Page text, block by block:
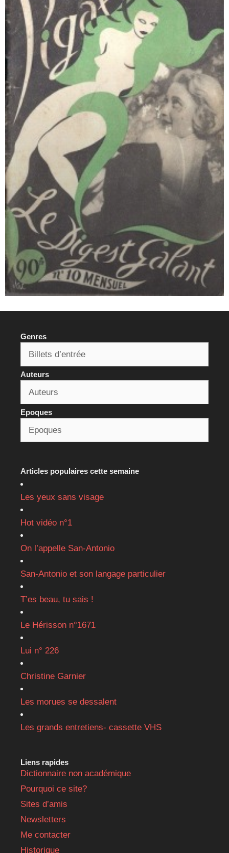
Genres
Auteurs
Epoques
Articles populaires cette semaine
Les yeux sans visage
Hot vidéo n°1
On l’appelle San-Antonio
San-Antonio et son langage particulier
T’es beau, tu sais !
Le Hérisson n°1671
Lui n° 226
Christine Garnier
Les morues se dessalent
Les grands entretiens- cassette VHS
Liens rapides
Dictionnaire non académique
Pourquoi ce site?
Sites d’amis
Newsletters
Me contacter
Historique